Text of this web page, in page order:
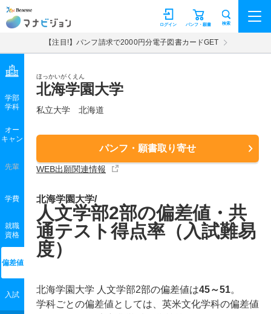
マナビジョン パンフ・願書
ログイン 検索
【注目!】パンフ請求で2000円分電子図書カードGET
ほっかいがくえん
北海学園大学
私立大学 北海道
パンフ・願書取り寄せ
WEB出願関連情報
学部
学科
オー
キャン
先輩
学費
就職
資格
偏差値
入試
北海学園大学/
人文学部2部の偏差値・共
通テスト得点率（入試難易
度）
北海学園大学 人文学部2部の偏差値は45～51。
学科ごとの偏差値としては、英米文化学科の偏差値